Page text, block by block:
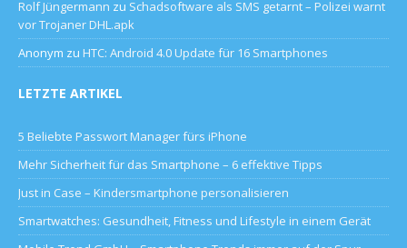
Rolf Jüngermann zu Schadsoftware als SMS getarnt – Polizei warnt
vor Trojaner DHL.apk
Anonym zu HTC: Android 4.0 Update für 16 Smartphones
LETZTE ARTIKEL
5 Beliebte Passwort Manager fürs iPhone
Mehr Sicherheit für das Smartphone – 6 effektive Tipps
Just in Case – Kindersmartphone personalisieren
Smartwatches: Gesundheit, Fitness und Lifestyle in einem Gerät